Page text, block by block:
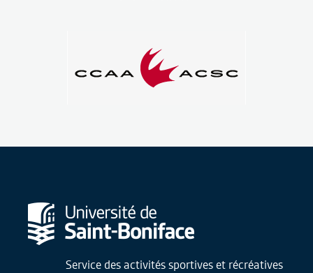
Service des activités sportives et récréatives